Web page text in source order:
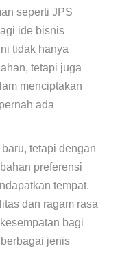
seperti JPS
ide bisnis
tidak hanya
tetapi juga
menciptakan
ada
tetapi dengan
preferensi
tempat.
dan ragam rasa
bagi
jenis